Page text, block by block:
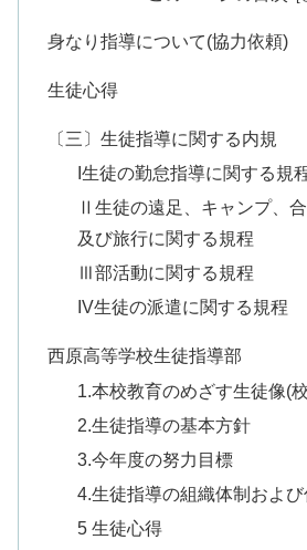
身なり指導について(協力依頼)
生徒心得
〔三〕生徒指導に関する内規
I生徒の勤怠指導に関する規
Ⅱ生徒の遠足、キャンプ、
及び旅行に関する規程
Ⅲ部活動に関する規程
IV生徒の派遣に関する規程
西原高等学校生徒指導部
1.本校教育のめざす生徒像(
2.生徒指導の基本方針
3.今年度の努力目標
4.生徒指導の組織体制および
5 生徒心得